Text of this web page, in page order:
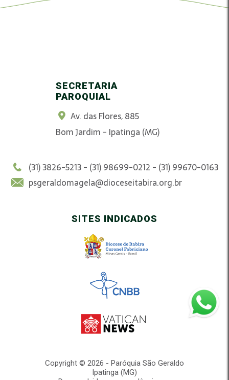
SECRETARIA
PAROQUIAL
Av. das Flores, 885
Bom Jardim - Ipatinga (MG)
(31) 3826-5213 - (31) 98699-0212 - (31) 99670-0163
psgeraldomagela@dioceseitabira.org.br
SITES INDICADOS
Copyright © 2026 - Paróquia São Geraldo
Ipatinga (MG)